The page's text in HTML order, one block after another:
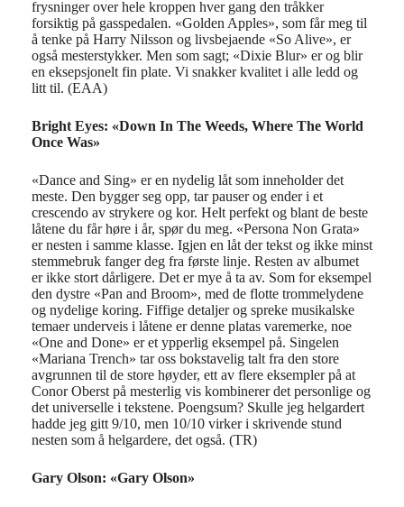
frysninger over hele kroppen hver gang den tråkker
forsiktig på gasspedalen. «Golden Apples», som får meg til
å tenke på Harry Nilsson og livsbejaende «So Alive», er
også mesterstykker. Men som sagt; «Dixie Blur» er og blir
en eksepsjonelt fin plate. Vi snakker kvalitet i alle ledd og
litt til. (EAA)
Bright Eyes: «Down In The Weeds, Where The World
Once Was»
«Dance and Sing» er en nydelig låt som inneholder det
meste. Den bygger seg opp, tar pauser og ender i et
crescendo av strykere og kor. Helt perfekt og blant de beste
låtene du får høre i år, spør du meg. «Persona Non Grata»
er nesten i samme klasse. Igjen en låt der tekst og ikke minst
stemmebruk fanger deg fra første linje. Resten av albumet
er ikke stort dårligere. Det er mye å ta av. Som for eksempel
den dystre «Pan and Broom», med de flotte trommelydene
og nydelige koring. Fiffige detaljer og spreke musikalske
temaer underveis i låtene er denne platas varemerke, noe
«One and Done» er et ypperlig eksempel på. Singelen
«Mariana Trench» tar oss bokstavelig talt fra den store
avgrunnen til de store høyder, ett av flere eksempler på at
Conor Oberst på mesterlig vis kombinerer det personlige og
det universelle i tekstene. Poengsum? Skulle jeg helgardert
hadde jeg gitt 9/10, men 10/10 virker i skrivende stund
nesten som å helgardere, det også. (TR)
Gary Olson: «Gary Olson»